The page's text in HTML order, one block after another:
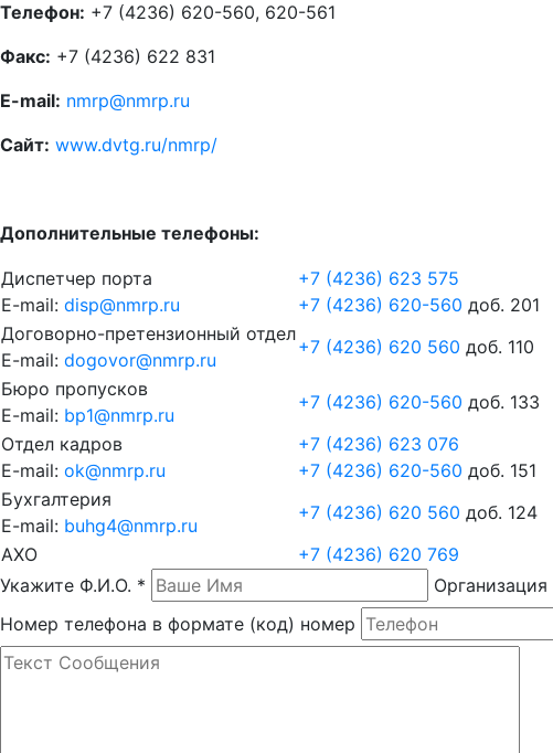
Телефон: +7 (4236) 620-560, 620-561
Факс: +7 (4236) 622 831
E-mail: nmrp@nmrp.ru
Сайт: www.dvtg.ru/nmrp/
Дополнительные телефоны:
Диспетчер порта
E-mail: disp@nmrp.ru
+7 (4236) 623 575
+7 (4236) 620-560 доб. 201
Договорно-претензионный отдел
E-mail: dogovor@nmrp.ru
+7 (4236) 620 560 доб. 110
Бюро пропусков
E-mail: bp1@nmrp.ru
+7 (4236) 620-560 доб. 133
Отдел кадров
E-mail: ok@nmrp.ru
+7 (4236) 623 076
+7 (4236) 620-560 доб. 151
Бухгалтерия
E-mail: buhg4@nmrp.ru
+7 (4236) 620 560 доб. 124
АХО
+7 (4236) 620 769
Укажите Ф.И.О. * Организация
Номер телефона в формате (код) номер